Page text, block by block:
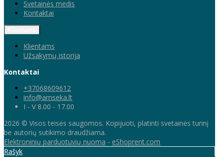
Svetainės medis
Kontaktai
Klientams
Užsakymų istorija
Kontaktai
+37068609612
info@amseka.lt
I - V 8.00 - 17.00
2026 © Visos teisės saugomos. Kopijuoti, platinti svetainės turinį
be autorių sutikimo draudžiama.
Elektroninių parduotuvių nuoma - eShoprent.com
Rašyk